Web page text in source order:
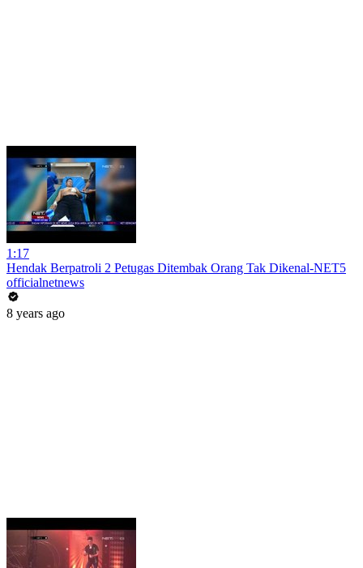
1:17
Hendak Berpatroli 2 Petugas Ditembak Orang Tak Dikenal-NET5
officialnetnews
8 years ago